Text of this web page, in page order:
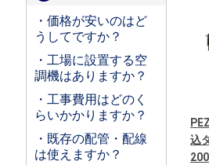
・価格が安いのはど
うしてですか？
・工場に設置する空
調機はありますか？
・工事費用はどのく
らいかかりますか？
・既存の配管・配線
は使えますか？
込